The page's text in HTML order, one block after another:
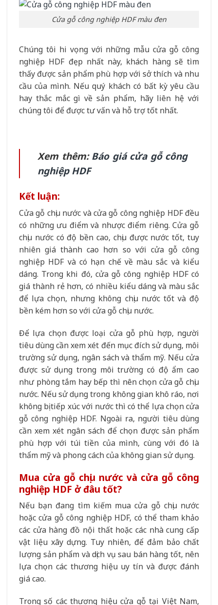
Cửa gỗ công nghiệp HDF màu đen
Chúng tôi hi vọng với những mẫu cửa gỗ công
nghiệp HDF đẹp nhất này, khách hàng sẽ tìm
thấy được sản phẩm phù hợp với sở thích và nhu
cầu của mình. Nếu quý khách có bất kỳ yêu cầu
hay thắc mắc gì về sản phẩm, hãy liên hệ với
chúng tôi để được tư vấn và hỗ trợ tốt nhất.
Xem thêm:Báo giá cửa gỗ công
nghiệp HDF
Kết luận:
Cửa gỗ chịu nước và cửa gỗ công nghiệp HDF đều
có những ưu điểm và nhược điểm riêng. Cửa gỗ
chịu nước có độ bền cao, chịu được nước tốt, tuy
nhiên giá thành cao hơn so với cửa gỗ công
nghiệp HDF và có hạn chế về màu sắc và kiểu
dáng. Trong khi đó, cửa gỗ công nghiệp HDF có
giá thành rẻ hơn, có nhiều kiểu dáng và màu sắc
để lựa chọn, nhưng không chịu nước tốt và độ
bền kém hơn so với cửa gỗ chịu nước.
Để lựa chọn được loại cửa gỗ phù hợp, người
tiêu dùng cần xem xét đến mục đích sử dụng, môi
trường sử dụng, ngân sách và thẩm mỹ. Nếu cửa
được sử dụng trong môi trường có độ ẩm cao
như phòng tắm hay bếp thì nên chọn cửa gỗ chịu
nước. Nếu sử dụng trong không gian khô ráo, nơi
không bị tiếp xúc với nước thì có thể lựa chọn cửa
gỗ công nghiệp HDF. Ngoài ra, người tiêu dùng
cần xem xét ngân sách để chọn được sản phẩm
phù hợp với túi tiền của mình, cùng với đó là
thẩm mỹ và phong cách của không gian sử dụng.
Mua cửa gỗ chịu nước và cửa gỗ công
nghiệp HDF ở đâu tốt?
Nếu bạn đang tìm kiếm mua cửa gỗ chịu nước
hoặc cửa gỗ công nghiệp HDF, có thể tham khảo
các cửa hàng đồ nội thất hoặc các nhà cung cấp
vật liệu xây dựng. Tuy nhiên, để đảm bảo chất
lượng sản phẩm và dịch vụ sau bán hàng tốt, nên
lựa chọn các thương hiệu uy tín và được đánh
giá cao.
Trong số các thương hiệu cửa gỗ tại Việt Nam,